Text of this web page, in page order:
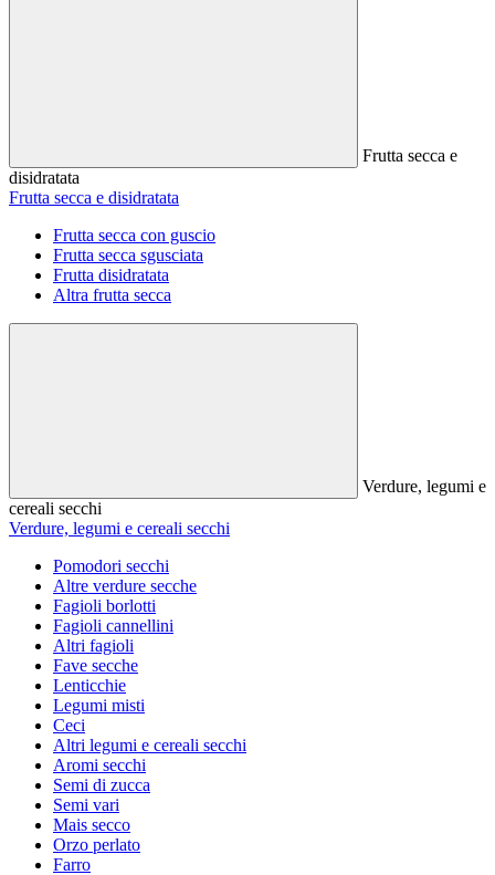
Frutta secca e
disidratata
Frutta secca e disidratata
Frutta secca con guscio
Frutta secca sgusciata
Frutta disidratata
Altra frutta secca
Verdure, legumi e
cereali secchi
Verdure, legumi e cereali secchi
Pomodori secchi
Altre verdure secche
Fagioli borlotti
Fagioli cannellini
Altri fagioli
Fave secche
Lenticchie
Legumi misti
Ceci
Altri legumi e cereali secchi
Aromi secchi
Semi di zucca
Semi vari
Mais secco
Orzo perlato
Farro